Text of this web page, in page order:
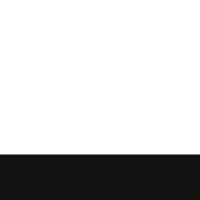
Ma credo